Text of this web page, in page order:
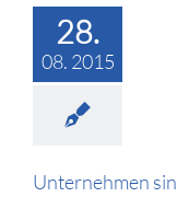
28.
08. 2015
Unternehmen